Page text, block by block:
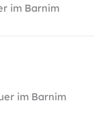
im Barnim
im Barnim